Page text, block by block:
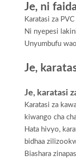
Je, ni
Karatasi za
Ni nyepesi
Unyumbufu
Je,
Je, karatasi
Karatasi za
kiwango cha
Hata hivyo,
bidhaa
Biashara